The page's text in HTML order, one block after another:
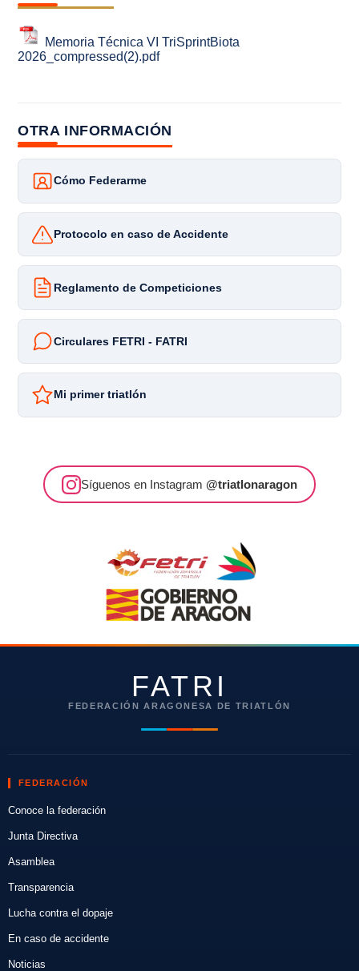
Memoria Técnica VI TriSprintBiota
2026_compressed(2).pdf
OTRA INFORMACIÓN
Cómo Federarme
Protocolo en caso de Accidente
Reglamento de Competiciones
Circulares FETRI - FATRI
Mi primer triatlón
Síguenos en Instagram @triatlonaragon
FATRI
FEDERACIÓN ARAGONESA DE TRIATLÓN
FEDERACIÓN
Conoce la federación
Junta Directiva
Asamblea
Transparencia
Lucha contra el dopaje
En caso de accidente
Noticias